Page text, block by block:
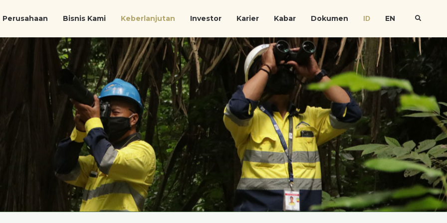
Perusahaan Bisnis Kami Keberlanjutan Investor Karier Kabar Dokumen ID EN